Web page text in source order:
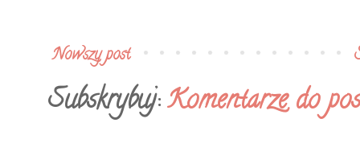
Nowszy post
Subskrybuj:Komentarze do